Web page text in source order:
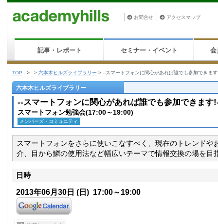
お問合せ アクセスマップ
記事・レポート セミナー・イベント 会
TOP > > 六本木ヒルズライブラリー > --スマートフォンに関心があれば誰でも参加できま
六本木ヒルズライブラリー
--スマートフォンに関心があれば誰でも参加できます
スマートフォン勉強会(17:00～19:00)
メンバーズ・コミュニティ
スマートフォンをさらに使いこなすべく、現在のトレンドや
介、目から鱗の使用法など幅広いテーマで情報交換の場を目
日時
2013年06月30日 (日) 17:00～19:00